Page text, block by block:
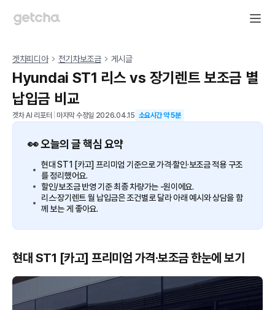
겟차피디아 전기차보조금 게시글
Hyundai ST1 리스 vs 장기렌트 보조금 별
납입금 비교
겟차 AI 리포터 마지막 수정일 2026.04.15 소요시간 약5분
👀 오늘의 글 핵심 요약
현대 ST1 [카고] 프리미엄 기준으로 가격·할인·보조금 적용 구조
를 정리했어요.
할인/보조금 반영 기준 최종 차량가는 -원이에요.
리스·장기렌트 월 납입금은 조건별로 달라 아래 예시와 상담을 함
께 보는 게 좋아요.
현대 ST1 [카고] 프리미엄 가격·보조금 한눈에 보기